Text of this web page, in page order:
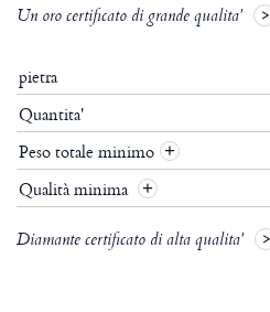
Un oro certificato di grande qualita'
pietra
Quantita'
Peso totale minimo +
Qualità minima +
Diamante certificato di alta qualita'